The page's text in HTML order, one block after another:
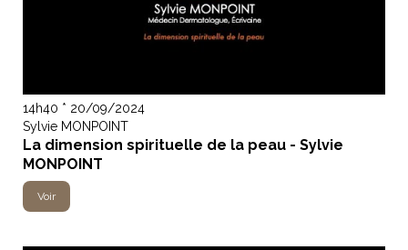
14h40 * 20/09/2024
Sylvie MONPOINT
La dimension spirituelle de la peau - Sylvie
MONPOINT
Voir